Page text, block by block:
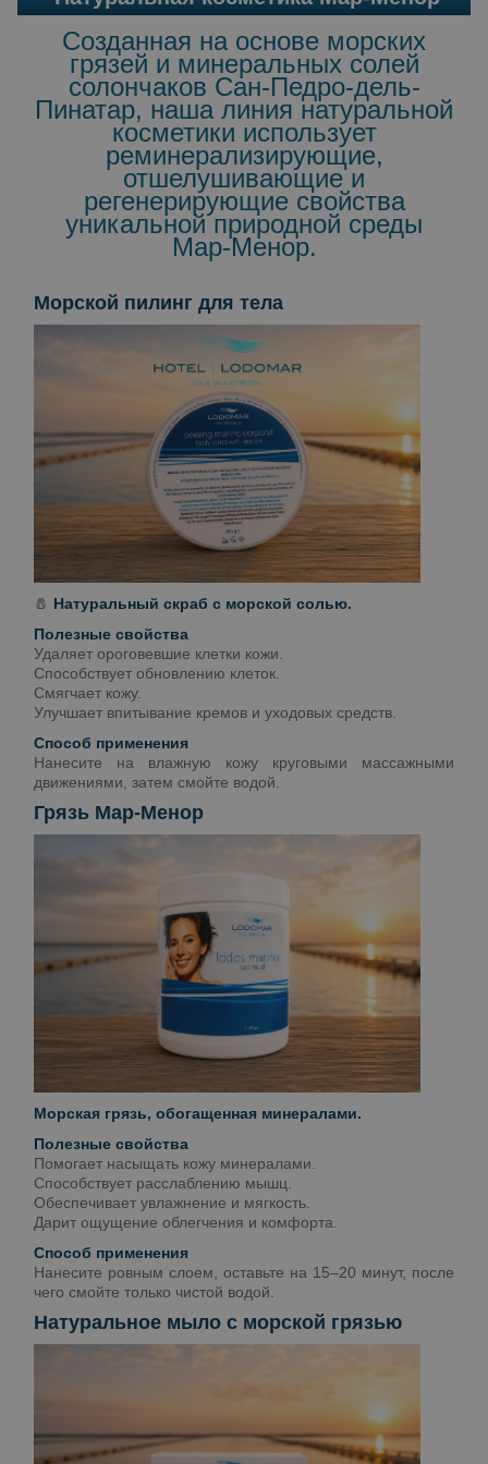
Созданная на основе морских
грязей и минеральных солей
солончаков Сан-Педро-дель-
Пинатар, наша линия натуральной
косметики использует
реминерализирующие,
отшелушивающие и
регенерирующие свойства
уникальной природной среды
Мар-Менор.
Морской пилинг для тела
🧂 Натуральный скраб с морской солью.
Полезные свойства
Удаляет ороговевшие клетки кожи.
Способствует обновлению клеток.
Смягчает кожу.
Улучшает впитывание кремов и уходовых средств.
Способ применения
Нанесите на влажную кожу круговыми массажными
движениями, затем смойте водой.
Грязь Мар-Менор
Морская грязь, обогащенная минералами.
Полезные свойства
Помогает насыщать кожу минералами.
Способствует расслаблению мышц.
Обеспечивает увлажнение и мягкость.
Дарит ощущение облегчения и комфорта.
Способ применения
Нанесите ровным слоем, оставьте на 15–20 минут, после
чего смойте только чистой водой.
Натуральное мыло с морской грязью